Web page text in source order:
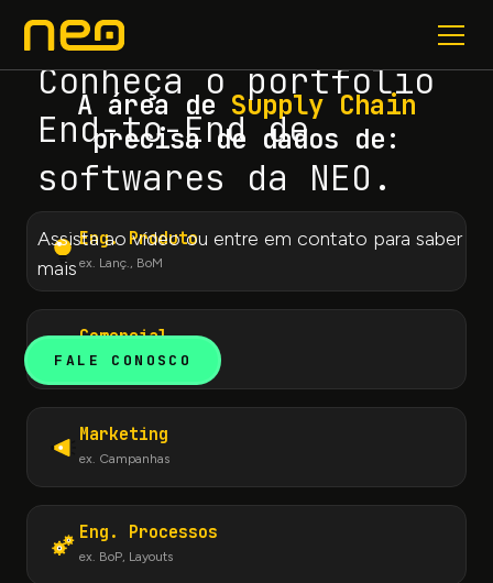
Conheça o portfólio
End-to-End de
softwares da NEO.
Assista ao vídeo ou entre em contato para saber
mais
FALE CONOSCO
A área de Supply Chain
precisa de dados de:
Eng. Produto
ex. Lanç., BoM
Comercial
ex. Forecast
Marketing
ex. Campanhas
Eng. Processos
ex. BoP, Layouts